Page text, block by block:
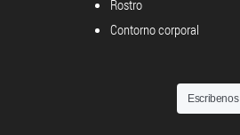
Rostro
Contorno corporal
Escribenos